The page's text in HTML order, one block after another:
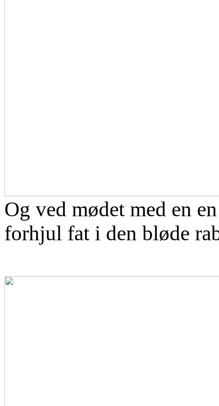
Og ved mødet med en
forhjul fat i den bløde